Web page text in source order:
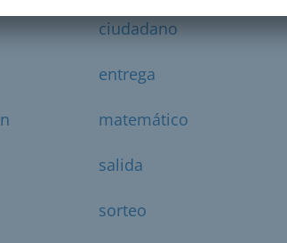
ciudadano
entrega
matemático
salida
sorteo